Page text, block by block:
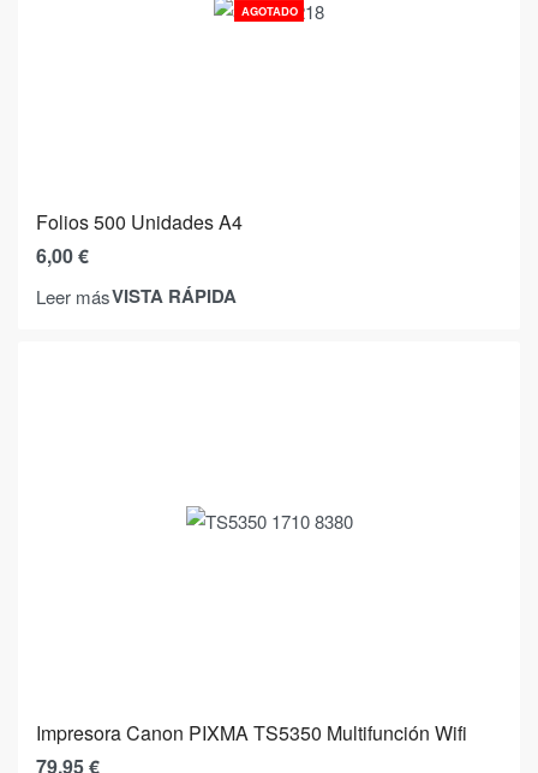
AGOTADO
Folios 500 Unidades A4
6,00€
Leer másVISTA RÁPIDA
Impresora Canon PIXMA TS5350 Multifunción Wifi
79,95€